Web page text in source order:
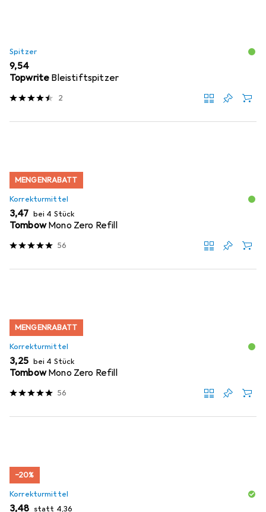
Spitzer
EUR
9,54
Topwrite Bleistiftspitzer
2
MENGENRABATT
Korrekturmittel
EUR
3,47 bei 4 Stück
Tombow Mono Zero Refill
56
MENGENRABATT
Korrekturmittel
EUR
3,25 bei 4 Stück
Tombow Mono Zero Refill
56
−20%
Korrekturmittel
EUR
3,48 statt EUR
4,36